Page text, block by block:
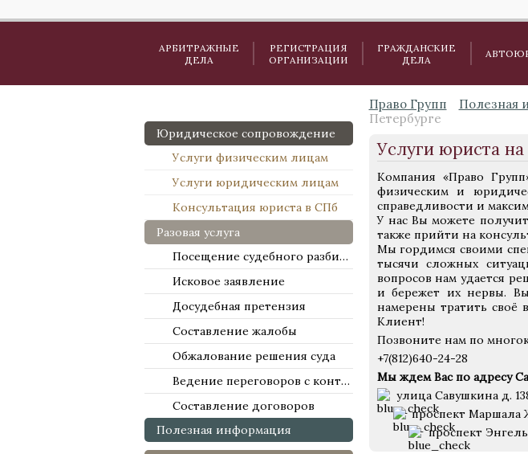
АРБИТРАЖНЫЕ
ДЕЛА
РЕГИСТРАЦИЯ
ОРГАНИЗАЦИИ
ГРАЖДАНСКИЕ
ДЕЛА
Юридическое сопровождение
Услуги физическим лицам
Услуги юридическим лицам
Консультация юриста в СПб
Разовая услуга
Посещение судебного разбирательства
Исковое заявление
Досудебная претензия
Составление жалобы
Обжалование решения суда
Ведение переговоров с контрагентами
Составление договоров
Полезная информация
Право Групп Полезная
Петербурге
Услуги юриста
Компания «Право
физическим и
справедливости и
У нас Вы можете
также прийти на
Мы гордимся своими
тысячи сложных
вопросов нам удается
и бережет их нервы.
намерены тратить своё
Клиент!
Позвоните нам по
+7(812)640-24-28
Мы ждем Вас по адресу
улица Савушкина д.
проспект Маршала
проспект